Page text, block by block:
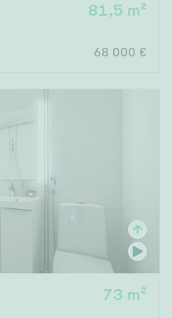
81,5 m²
68 000 €
73 m²